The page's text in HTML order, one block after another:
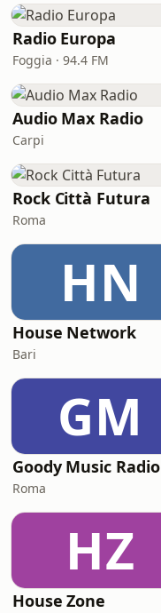
Radio Europa
Foggia · 94.4 FM
Audio Max Radio
Carpi
Rock Città Futura
Roma
HN
House Network
Bari
GM
Goody Music Radio
Roma
HZ
House Zone